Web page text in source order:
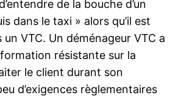
de la bouche d’un
dans le taxi » alors qu’il est
VTC. Un déménageur VTC a
résistante sur la
le client durant son
d’exigences règlementaires